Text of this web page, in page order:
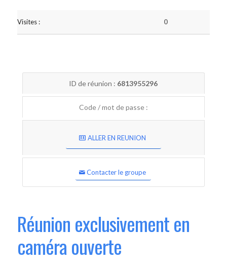
Visites : 0
ID de réunion : 6813955296
Code / mot de passe :
ALLER EN REUNION
Contacter le groupe
Réunion exclusivement en
caméra ouverte